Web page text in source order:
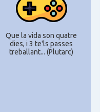
Que la vida son quatre
dies, i 3 te'ls passes
treballant... (Plutarc)